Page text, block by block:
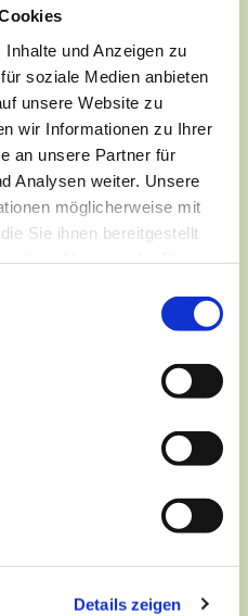
und Anzeigen zu
soziale Medien anbieten
unsere Website zu
wir Informationen zu Ihrer
an unsere Partner für
Analysen weiter. Unsere
möglicherweise mit
Sie ihnen bereitgestellt
Details zeigen